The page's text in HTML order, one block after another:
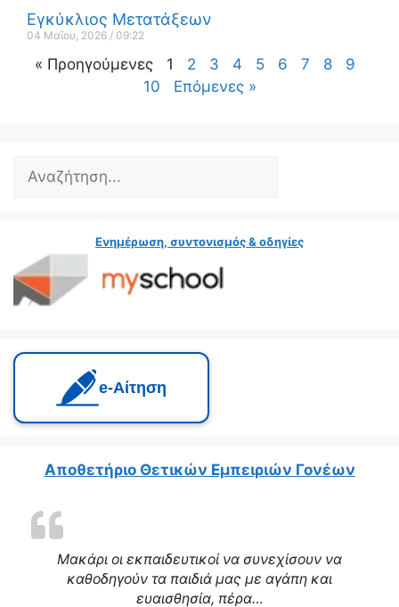
Εγκύκλιος Μετατάξεων
04 Μαΐου, 2026 09:22
« Προηγούμενες 1 2 3 4 5 6 7 8
9
10
Επόμενες »
Ενημέρωση, συντονισμός & οδηγίες
e‑Αίτηση
Μακάρι οι εκπαιδευτικοί να συνεχίσουν να
καθοδηγούν τα παιδιά μας με αγάπη και
ευαισθησία, πέρα…
Αποθετήριο Θετικών Εμπειριών Γονέων